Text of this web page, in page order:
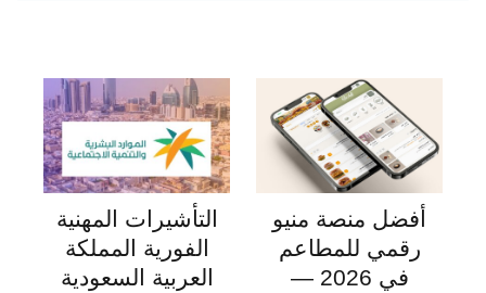
أفضل منصة منيو
رقمي للمطاعم
في 2026 —
التأشيرات المهنية
الفورية المملكة
العربية السعودية